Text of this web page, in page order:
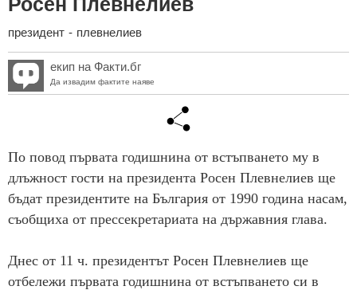
президент - плевнелиев
екип на Факти.бг
Да извадим фактите наяве
По повод първата годишнина от встъпването му в
длъжност гости на президента Росен Плевнелиев ще
бъдат президентите на България от 1990 година насам,
съобщиха от прессекретариата на държавния глава.
Днес от 11 ч. президентът Росен Плевнелиев ще
отбележи първата годишнина от встъпването си в